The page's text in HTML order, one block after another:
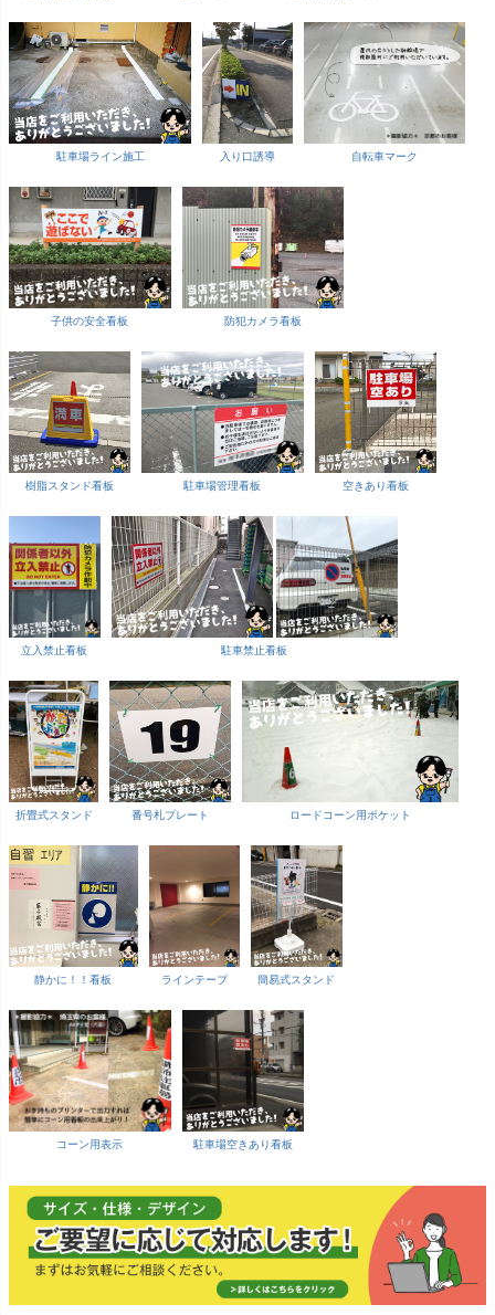
駐車場ライン施工 入り口誘導 自転車マーク
子供の安全看板 防犯カメラ看板
樹脂スタンド看板 駐車場管理看板 空きあり看板
立入禁止看板 駐車禁止看板
折畳式スタンド 番号札プレート ロードコーン用ポケット
静かに！！看板 ラインテープ 簡易式スタンド
コーン用表示 駐車場空きあり看板